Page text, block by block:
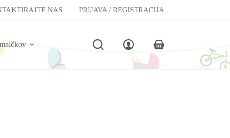
NAS PRIJAVA / REGISTRACIJA
Shopping
cart